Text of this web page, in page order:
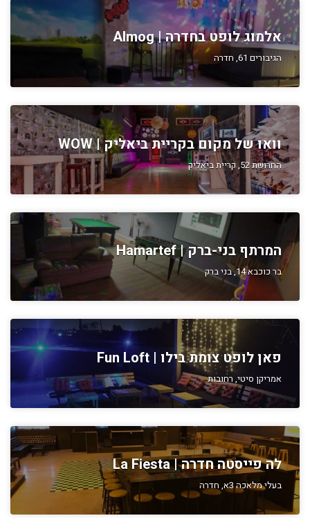
אלמוג לופט בחדרה | Almog
הגיבורים 61, חדרה
וואו של מקום בקריית ביאליק | WOW
החרושת 52, קריית ביאליק
המרתף בני-ברק | Hamartef
בר כוכבא 14, בני ברק
פאן לופט צומת בילו | Fun Loft
אמריקן סיטי, רחובות
לה פייסטה חדרה | La Fiesta
בעלי מלאכה 3א, חדרה